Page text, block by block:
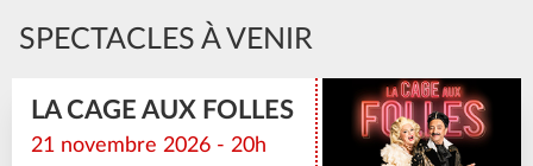
SPECTACLES À VENIR
LA CAGE AUX FOLLES
21 novembre 2026 - 20h